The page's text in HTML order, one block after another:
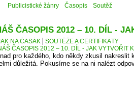
Publicistické žánry Časopis Soutěž
ČASOPIS 2012 – 10. DÍL -
NA ČASÁK
SOUTĚŽE A CERTIFIKÁTY
ČASOPIS 2012 – 10. DÍL - JAK VYTVOŘIT
pro každého, kdo někdy zkusil nakreslit
důležitá. Pokusíme se na ni nalézt